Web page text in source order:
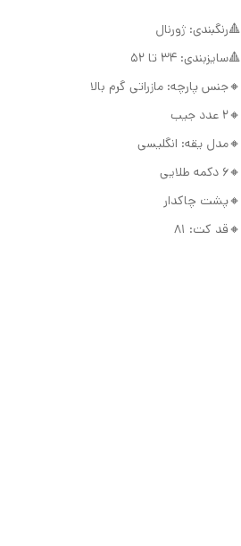
🔺رنگبندی: ژورنال
🔺سایزبندی: 34 تا 52
🔸جنس پارچه: مازراتی گرم بالا
🔸2 عدد جیب
🔸مدل یقه: انگلیسی
🔸6 دکمه طلایی
🔸پشت چاکدار
🔸قد کت: 81